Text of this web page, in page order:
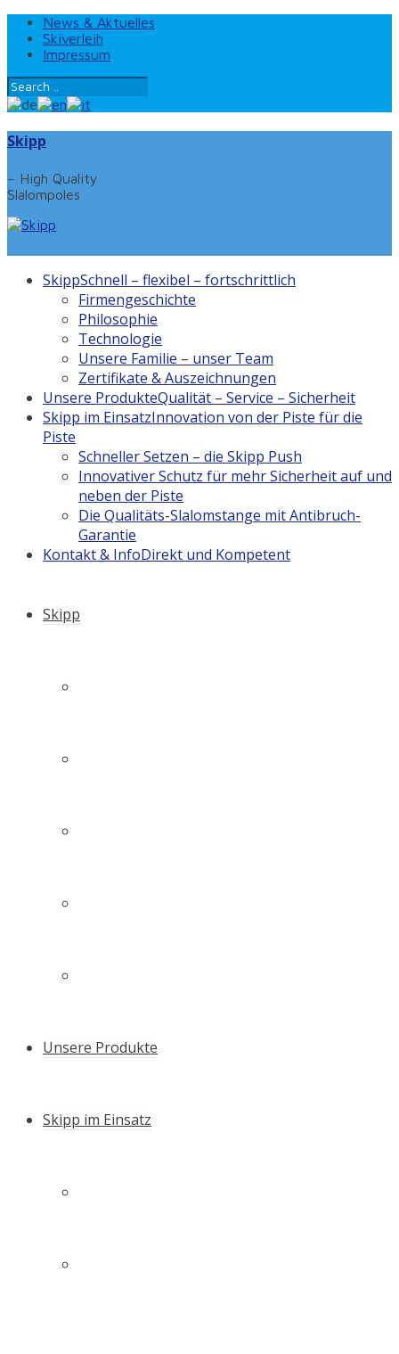
News & Aktuelles
Skiverleih
Impressum
Skipp
– High Quality
Slalompoles
SkippSchnell – flexibel – fortschrittlich
Firmengeschichte
Philosophie
Technologie
Unsere Familie – unser Team
Zertifikate & Auszeichnungen
Unsere ProdukteQualität – Service – Sicherheit
Skipp im EinsatzInnovation von der Piste für die
Piste
Schneller Setzen – die Skipp Push
Innovativer Schutz für mehr Sicherheit auf und
neben der Piste
Die Qualitäts-Slalomstange mit Antibruch-
Garantie
Kontakt & InfoDirekt und Kompetent
Skipp
Unsere Produkte
Skipp im Einsatz